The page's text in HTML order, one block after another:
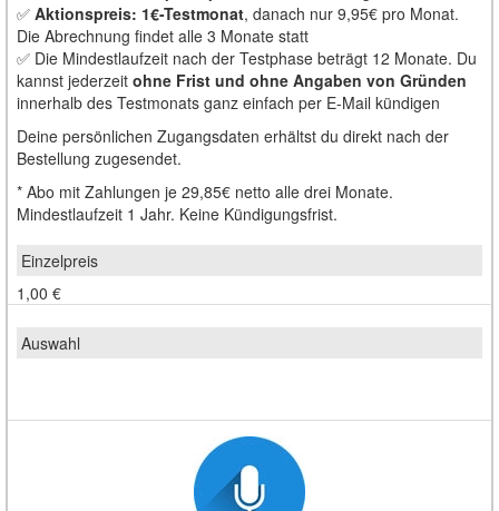
✅ Aktionspreis: 1€-Testmonat, danach nur 9,95€ pro Monat.
Die Abrechnung findet alle 3 Monate statt
✅ Die Mindestlaufzeit nach der Testphase beträgt 12 Monate. Du
kannst jederzeit ohne Frist und ohne Angaben von Gründen
innerhalb des Testmonats ganz einfach per E-Mail kündigen
Deine persönlichen Zugangsdaten erhältst du direkt nach der
Bestellung zugesendet.
* Abo mit Zahlungen je 29,85€ netto alle drei Monate.
Mindestlaufzeit 1 Jahr. Keine Kündigungsfrist.
1,00 €